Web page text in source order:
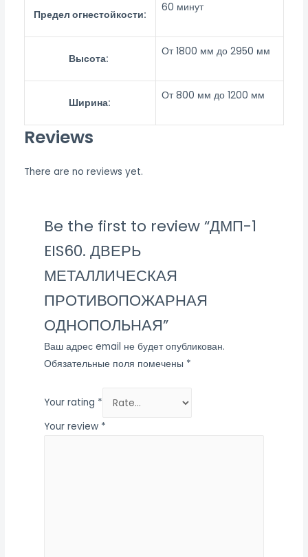
Предел огнестойкости:
60 минут
Высота:
От 1800 мм до 2950 мм
Ширина:
От 800 мм до 1200 мм
Reviews
There are no reviews yet.
Be the first to review “ДМП-1
EIS60. ДВЕРЬ
МЕТАЛЛИЧЕСКАЯ
ПРОТИВОПОЖАРНАЯ
ОДНОПОЛЬНАЯ”
Ваш адрес email не будет опубликован.
Обязательные поля помечены *
Your rating *
Your review *